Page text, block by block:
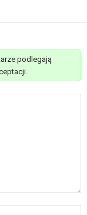
podlegają